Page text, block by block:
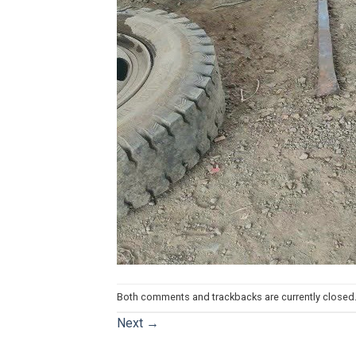
Both comments and trackbacks are currently closed.
Next →